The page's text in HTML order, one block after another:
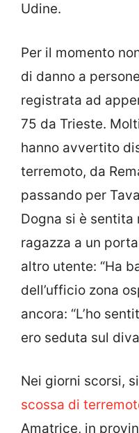
Udine.
Per il momento
di danno a
registrata ad
75 da Trieste.
hanno avvertito
terremoto, da
passando per
Dogna si è sentita
ragazza a un
altro utente: “Ha
dell’ufficio zona
ancora: “L’ho
ero seduta sul
Nei giorni scorsi,
scossa di
Amatrice, in